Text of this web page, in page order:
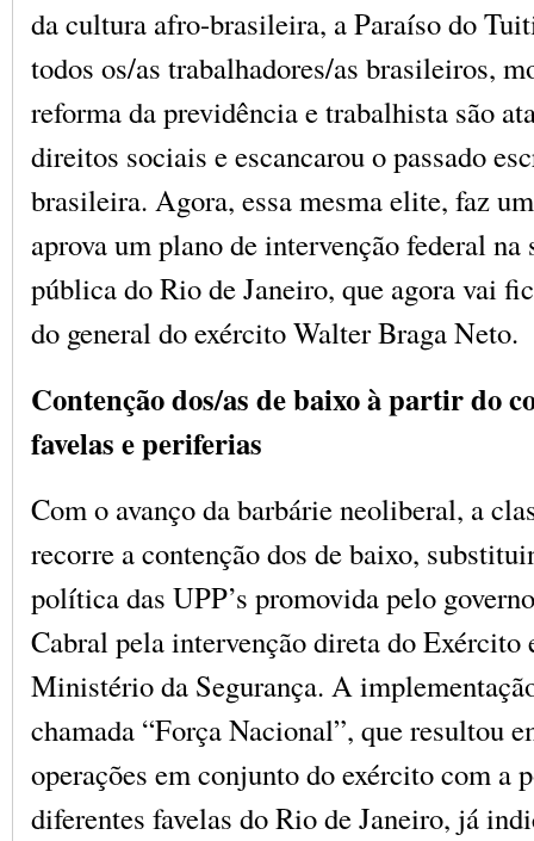
da cultura afro-brasileira, a Paraíso do
todos os/as trabalhadores/as brasileiros,
reforma da previdência e trabalhista são
direitos sociais e escancarou o passado
brasileira. Agora, essa mesma elite, faz
aprova um plano de intervenção federal na
pública do Rio de Janeiro, que agora vai
do general do exército Walter Braga Neto.
Contenção dos/as de baixo à partir do
favelas e periferias
Com o avanço da barbárie neoliberal, a
recorre a contenção dos de baixo,
política das UPP’s promovida pelo
Cabral pela intervenção direta do Exército
Ministério da Segurança. A
chamada “Força Nacional”, que resultou
operações em conjunto do exército com a
diferentes favelas do Rio de Janeiro, já